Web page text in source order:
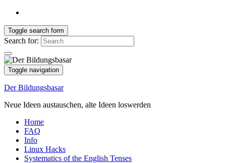
Toggle search form
Search for:
Toggle navigation
Der Bildungsbasar
Neue Ideen austauschen, alte Ideen loswerden
Home
FAQ
Info
Linux Hacks
Systematics of the English Tenses